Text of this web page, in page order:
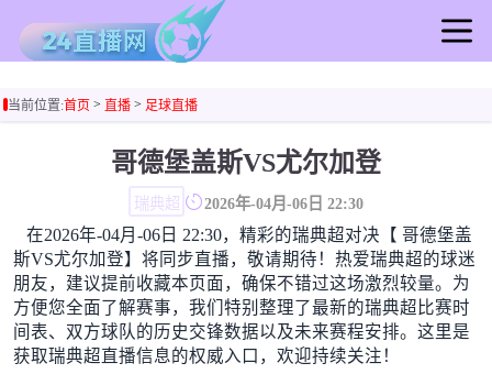
足球直播
足球集锦
篮球集锦
足球新闻
篮球新闻
当前位置:首页> 直播> 足球直播
哥德堡盖斯VS尤尔加登
瑞典超 2026年-04月-06日 22:30
在2026年-04月-06日 22:30，精彩的瑞典超对决【 哥德堡盖
斯VS尤尔加登】将同步直播，敬请期待！热爱瑞典超的球迷
朋友，建议提前收藏本页面，确保不错过这场激烈较量。为
方便您全面了解赛事，我们特别整理了最新的瑞典超比赛时
间表、双方球队的历史交锋数据以及未来赛程安排。这里是
获取瑞典超直播信息的权威入口，欢迎持续关注！